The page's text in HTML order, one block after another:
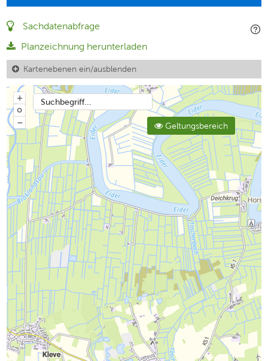
Sachdatenabfrage
Planzeichnung herunterladen
Kartenebenen ein/ausblenden
Suchbegriff...
Geltungsbereich
+
o
−